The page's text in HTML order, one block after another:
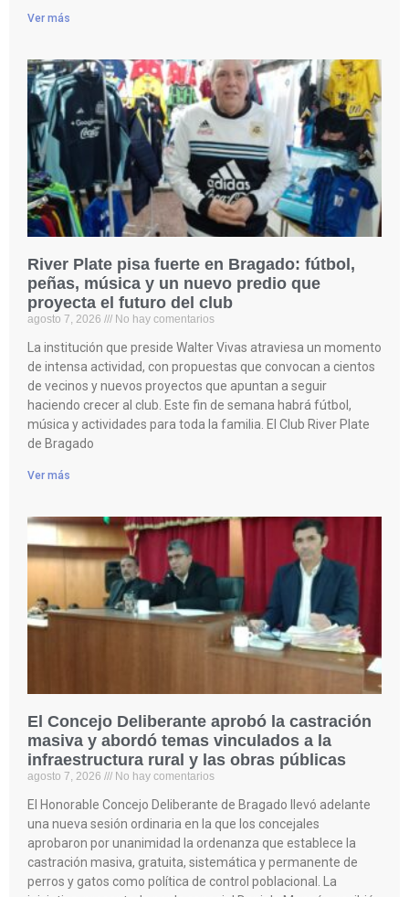
Ver más
River Plate pisa fuerte en Bragado: fútbol,
peñas, música y un nuevo predio que
proyecta el futuro del club
agosto 7, 2026 No hay comentarios
La institución que preside Walter Vivas atraviesa un momento
de intensa actividad, con propuestas que convocan a cientos
de vecinos y nuevos proyectos que apuntan a seguir
haciendo crecer al club. Este fin de semana habrá fútbol,
música y actividades para toda la familia. El Club River Plate
de Bragado
Ver más
El Concejo Deliberante aprobó la castración
masiva y abordó temas vinculados a la
infraestructura rural y las obras públicas
agosto 7, 2026 No hay comentarios
El Honorable Concejo Deliberante de Bragado llevó adelante
una nueva sesión ordinaria en la que los concejales
aprobaron por unanimidad la ordenanza que establece la
castración masiva, gratuita, sistemática y permanente de
perros y gatos como política de control poblacional. La